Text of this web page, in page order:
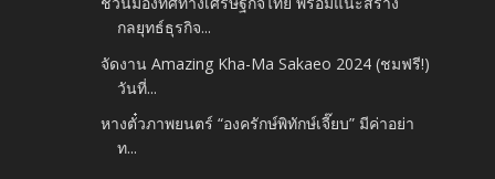
กลยุทธ์ธุรกิจ...
จัดงาน Amazing Kha-Ma Sakaeo 2024 (ชมฟรี!)
วันที่...
หางตั๋วภาพยนตร์ “องครักษ์พิทักษ์เจี๊ยบ” มีค่าอย่า
ท...